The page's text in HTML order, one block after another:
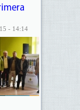
- 14:14